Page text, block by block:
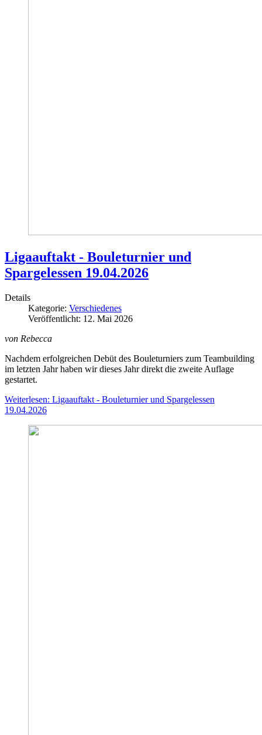
Ligaauftakt - Bouleturnier und
Spargelessen 19.04.2026
Details
Kategorie: Verschiedenes
Veröffentlicht: 12. Mai 2026
von Rebecca
Nachdem erfolgreichen Debüt des Bouleturniers zum Teambuilding
im letzten Jahr haben wir dieses Jahr direkt die zweite Auflage
gestartet.
Weiterlesen: Ligaauftakt - Bouleturnier und Spargelessen
19.04.2026